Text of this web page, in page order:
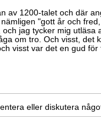
av 1200-talet och där
"gott år och
och jag tycker mig utläsa
om tro. Och visst, det
visst var det en gud för
eller diskutera